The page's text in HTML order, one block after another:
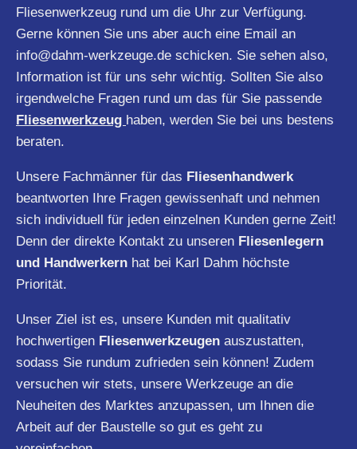
Fliesenwerkzeug rund um die Uhr zur Verfügung.
Gerne können Sie uns aber auch eine Email an
info@dahm-werkzeuge.de schicken. Sie sehen also,
Information ist für uns sehr wichtig. Sollten Sie also
irgendwelche Fragen rund um das für Sie passende
Fliesenwerkzeug haben, werden Sie bei uns bestens
beraten.
Unsere Fachmänner für das Fliesenhandwerk
beantworten Ihre Fragen gewissenhaft und nehmen
sich individuell für jeden einzelnen Kunden gerne Zeit!
Denn der direkte Kontakt zu unseren Fliesenlegern
und Handwerkern hat bei Karl Dahm höchste
Priorität.
Unser Ziel ist es, unsere Kunden mit qualitativ
hochwertigen Fliesenwerkzeugen auszustatten,
sodass Sie rundum zufrieden sein können! Zudem
versuchen wir stets, unsere Werkzeuge an die
Neuheiten des Marktes anzupassen, um Ihnen die
Arbeit auf der Baustelle so gut es geht zu